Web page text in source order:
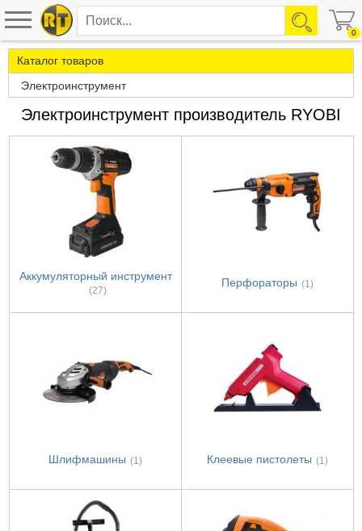
0
Каталог товаров
Электроинструмент
Электроинструмент производитель RYOBI
Аккумуляторный инструмент
(27)
Перфораторы (1)
Шлифмашины (1) Клеевые пистолеты (1)